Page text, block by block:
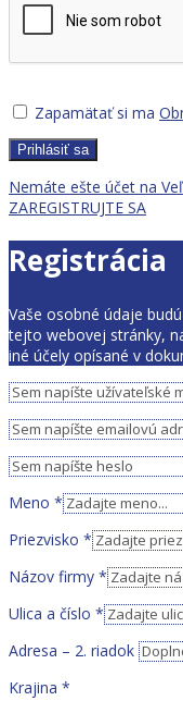
Zapamätať si ma
Prihlásiť sa
Nemáte ešte účet na
ZAREGISTRUJTE SA
Registrácia
Vaše osobné údaje
tejto webovej stránky,
iné účely opísané v
Meno *
Priezvisko *
Názov firmy *
Ulica a číslo *
Adresa – 2. riadok
Krajina *